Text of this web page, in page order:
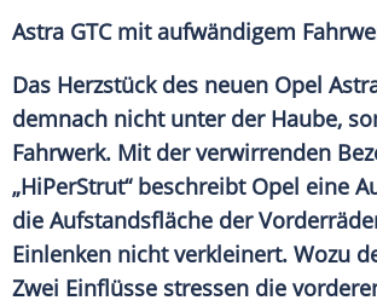
Astra GTC mit aufwändigem
Das Herzstück des neuen Opel
demnach nicht unter der Haube,
Fahrwerk. Mit der verwirrenden
„HiPerStrut“ beschreibt Opel eine
die Aufstandsfläche der
Einlenken nicht verkleinert. Wozu
Zwei Einflüsse stressen die